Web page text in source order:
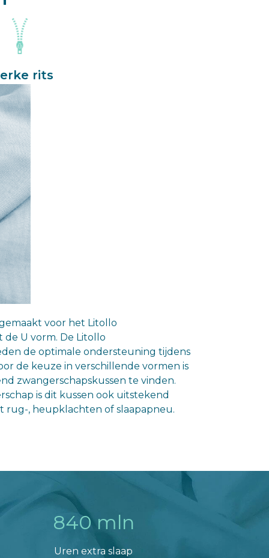
rits
gemaakt voor het Litollo
de U vorm. De Litollo
de optimale ondersteuning tijdens
de keuze in verschillende vormen is
zwangerschapskussen te vinden.
is dit kussen ook uitstekend
rug-, heupklachten of slaapapneu.
840 mln
Uren extra slaap